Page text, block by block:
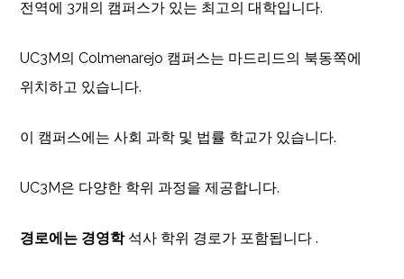
전역에 3개의 캠퍼스가 있는 최고의 대학입니다.
UC3M의 Colmenarejo 캠퍼스는 마드리드의 북동쪽에
위치하고 있습니다.
이 캠퍼스에는 사회 과학 및 법률 학교가 있습니다.
UC3M은 다양한 학위 과정을 제공합니다.
경로에는 경영학석사 학위 경로가 포함됩니다 .